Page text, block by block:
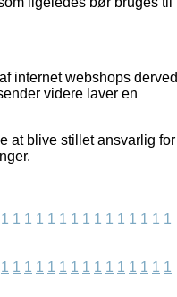
internet webshops derved
videre laver en
at blive stillet ansvarlig for
1 1 1 1 1 1 1 1 1 1 1 1 1 1 1
1 1 1 1 1 1 1 1 1 1 1 1 1 1 1